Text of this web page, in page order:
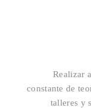
Realizar
constante de
talleres y